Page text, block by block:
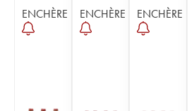
ENCHÈRE ENCHÈRE ENCHÈRE